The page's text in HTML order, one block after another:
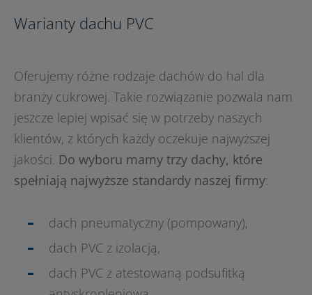
Warianty dachu PVC
Oferujemy różne rodzaje dachów do hal dla
branży cukrowej. Takie rozwiązanie pozwala nam
jeszcze lepiej wpisać się w potrzeby naszych
klientów, z których każdy oczekuje najwyższej
jakości. Do wyboru mamy trzy dachy, które
spełniają najwyższe standardy naszej firmy:
dach pneumatyczny (pompowany),
dach PVC z izolacją,
dach PVC z atestowaną podsufitką